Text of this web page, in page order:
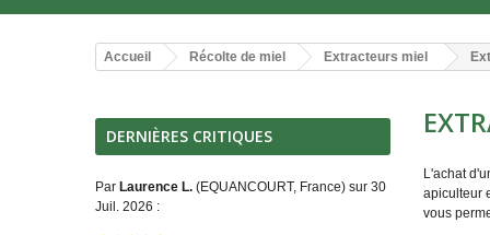
Accueil Récolte de miel Extracteurs miel
DERNIÈRES CRITIQUES
Par Laurence L. (EQUANCOURT, France) sur 30
Juil. 2026 :
L'achat
apiculteur
vous